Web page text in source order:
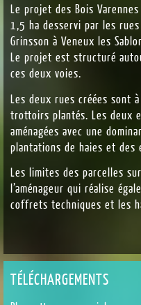
Le projet des Bois
1,5 ha desservi par les
Grinsson à Veneux les
Le projet est structuré
ces deux voies.
Les deux rues créées sont
trottoirs plantés. Les deux
aménagées avec une
plantations de haies et des
Les limites des parcelles
l’aménageur qui réalise
coffrets techniques et les
TÉLÉCHARGEMENTS